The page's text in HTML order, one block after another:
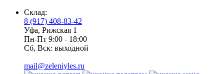
Склад:
8 (917) 408-83-42
Уфа, Рижская 1
Пн-Пт 9:00 - 18:00
Сб, Вск: выходной
mail@zeleniyles.ru